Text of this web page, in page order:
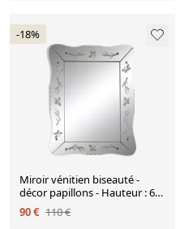
-18%
Miroir vénitien biseauté -
décor papillons - Hauteur : 61
cm
90 € 110 €